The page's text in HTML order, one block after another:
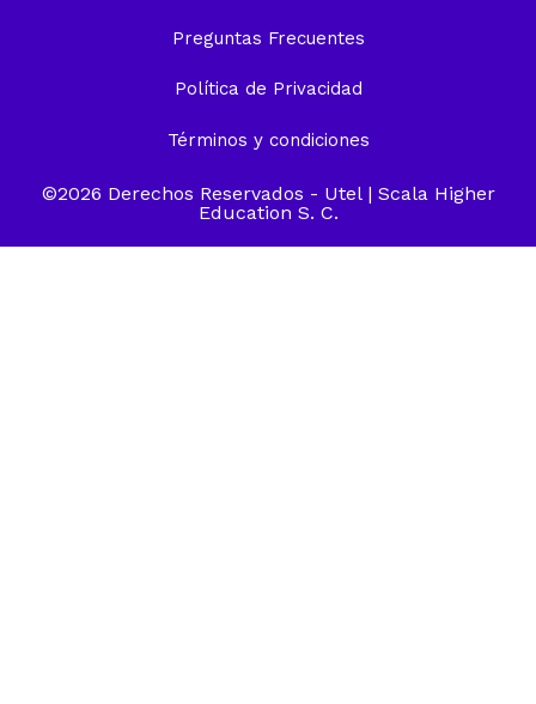
Preguntas Frecuentes
Política de Privacidad
Términos y condiciones
©2026 Derechos Reservados - Utel| Scala Higher
Education S. C.